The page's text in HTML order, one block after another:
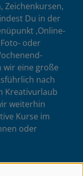
Zeichenkursen,
Du in der
‚Online-
oder
wir eine große
nach
Kreativurlaub
weiterhin
Kurse im
oder